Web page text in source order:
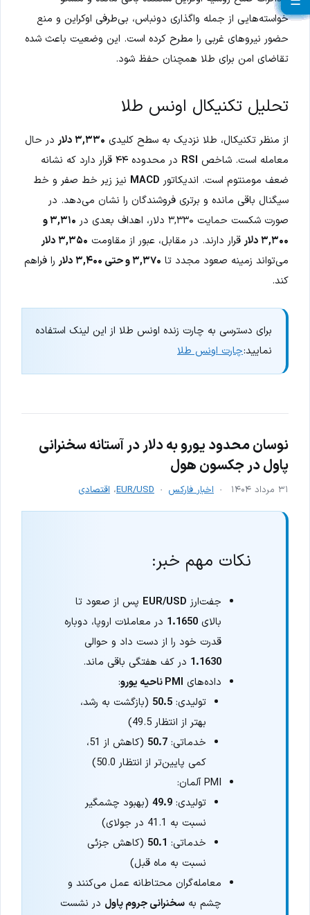
خواسته‌هایی از جمله واگذاری دونباس، بی‌طرفی اوکراین و منع
حضور نیروهای غربی را مطرح کرده است. این وضعیت باعث شده
تقاضای امن برای طلا همچنان حفظ شود.
تحلیل تکنیکال اونس طلا
از منظر تکنیکال، طلا نزدیک به سطح کلیدی ۳,۳۳۰ دلار
در حال
معامله است. شاخص RSI
در محدوده ۴۴ قرار دارد که نشانه
ضعف مومنتوم است. اندیکاتور MACD نیز زیر خط صفر و خط
سیگنال باقی مانده و برتری فروشندگان را نشان می‌دهد. در
صورت شکست حمایت ۳,۳۳۰ دلار، اهداف بعدی در
۳,۳۱۰ و
۳,۳۰۰ دلار
قرار دارند. در مقابل، عبور از مقاومت ۳,۳۵۰ دلار
می‌تواند زمینه صعود مجدد تا ۳,۳۷۰ و حتی ۳,۴۰۰ دلار
را فراهم
کند.
برای دسترسی به چارت زنده اونس طلا از این لینک استفاده
نمایید:چارت اونس طلا
نوسان محدود یورو به دلار در آستانه سخنرانی
پاول در جکسون هول
۳۱ مرداد ۱۴۰۴ اخبار فارکس EUR/USD، اقتصادی
نکات مهم خبر:
جفت‌ارز EUR/USD پس از صعود تا
بالای1.1650 در معاملات اروپا، دوباره
قدرت خود را از دست داد و حوالی
1.1630 در کف هفتگی باقی ماند.
داده‌های PMI ناحیه یورو
:
تولیدی:50.5 (بازگشت به رشد،
بهتر از انتظار 49.5)
خدماتی:50.7
(کاهش از 51،
کمی پایین‌تر از انتظار 50.0)
PMI آلمان:
تولیدی:49.9 (بهبود چشمگیر
نسبت به 41.1 در جولای)
خدماتی: 50.1 (کاهش جزئی
نسبت به ماه قبل)
معامله‌گران محتاطانه عمل می‌کنند و
چشم بهسخنرانی جروم پاول در نشست